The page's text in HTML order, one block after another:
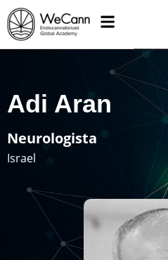
Adi Aran
Neurologista
Israel